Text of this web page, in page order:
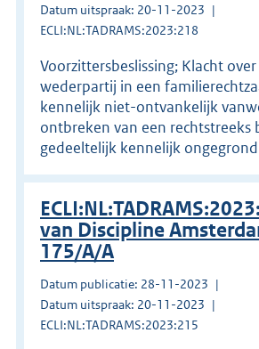
Datum uitspraak: 20-11-2023
ECLI:NL:TADRAMS:2023:218
Voorzittersbeslissing; Klacht
wederpartij in een
kennelijk niet-ontvankelijk
ontbreken van een rechtstreeks
gedeeltelijk kennelijk
van Discipline
175/A/A
Datum publicatie: 28-11-2023
Datum uitspraak: 20-11-2023
ECLI:NL:TADRAMS:2023:215